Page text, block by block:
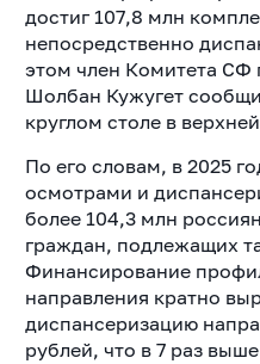
достиг 107,8 млн
непосредственно
этом член Комитета СФ
Шолбан Кужугет
круглом столе в
По его словам, в 2025
осмотрами и
более 104,3 млн
граждан, подлежащих
Финансирование
направления кратно
диспансеризацию
рублей, что в 7 раз